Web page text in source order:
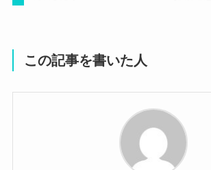
この記事を書いた人